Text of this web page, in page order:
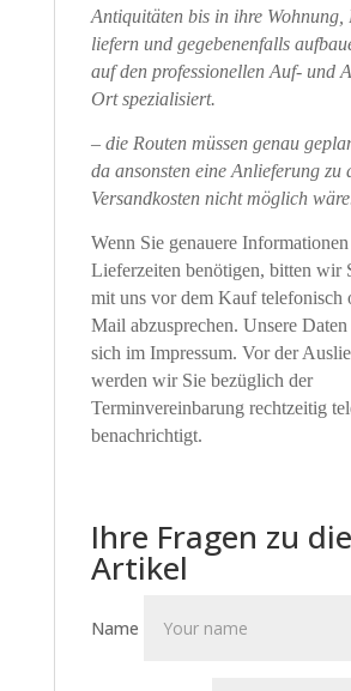
Antiquitäten bis in ihre
liefern und gegebenenfalls
auf den professionellen Auf- und
Ort spezialisiert.
– die Routen müssen genau
da ansonsten eine Anlieferung zu
Versandkosten nicht möglich
Wenn Sie genauere
Lieferzeiten benötigen, bitten wir
mit uns vor dem Kauf telefonisch
Mail abzusprechen. Unsere
sich im Impressum. Vor der
werden wir Sie bezüglich der
Terminvereinbarung rechtzeitig
benachrichtigt.
Ihre Fragen zu
Artikel
Name